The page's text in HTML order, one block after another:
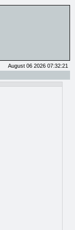
August 06 2026 07:32:21